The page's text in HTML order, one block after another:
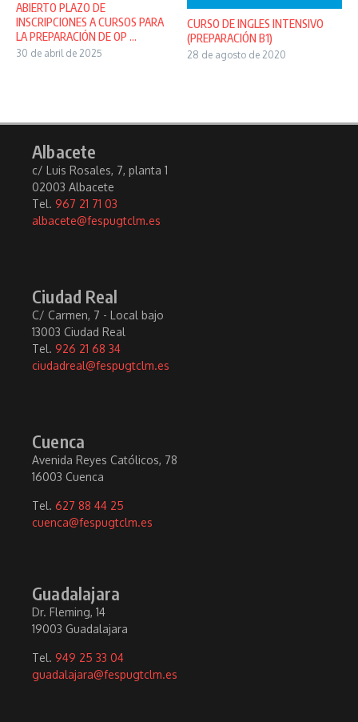
ABIERTO PLAZO DE
INSCRIPCIONES A CURSOS PARA
LA PREPARACIÓN DE OP ...
30 de abril de 2025
CURSO DE INGLES INTENSIVO
(PREPARACIÓN B1)
28 de agosto de 2020
Albacete
c/ Luis Rosales, 7, planta 1
02003 Albacete
Tel. 967 21 71 03
albacete@fespugtclm.es
Ciudad Real
C/ Carmen, 7 - Local bajo
13003 Ciudad Real
Tel. 926 21 68 34
ciudadreal@fespugtclm.es
Cuenca
Avenida Reyes Católicos, 78
16003 Cuenca
Tel. 627 88 44 25
cuenca@fespugtclm.es
Guadalajara
Dr. Fleming, 14
19003 Guadalajara
Tel. 949 25 33 04
guadalajara@fespugtclm.es